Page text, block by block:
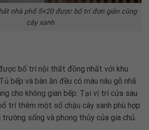
nhà phố 5×20 được bố trí đơn giản cùng
cây xanh
bố trí nội thất đồng nhất với khu
bếp và bàn ăn đều có màu nâu gỗ nhã
cho không gian bếp. Tại vị trí cửa sau
trí thêm một số chậu cây xanh phù hợp
sống và phong thủy của gia chủ.